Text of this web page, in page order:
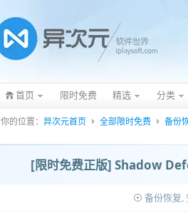
首页 限时免费 精选 分类
你的位置： 异次元首页 全部限时免费 备份
[限时免费正版] Shadow
备份恢复,